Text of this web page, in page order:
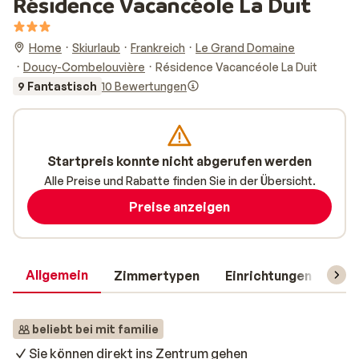
Home Skiurlaub Frankreich
Le Grand Domaine
Doucy-Combelouvière
Résidence Vacancéole La Duit
9 Fantastisch 10 Bewertungen
Allgemein Zimmertypen Einrichtungen
beliebt bei mit familie
Sie können direkt ins Zentrum gehen
Startpreis konnte nicht abgerufen werden
Alle Preise und Rabatte finden Sie in der Übersicht.
Preise anzeigen